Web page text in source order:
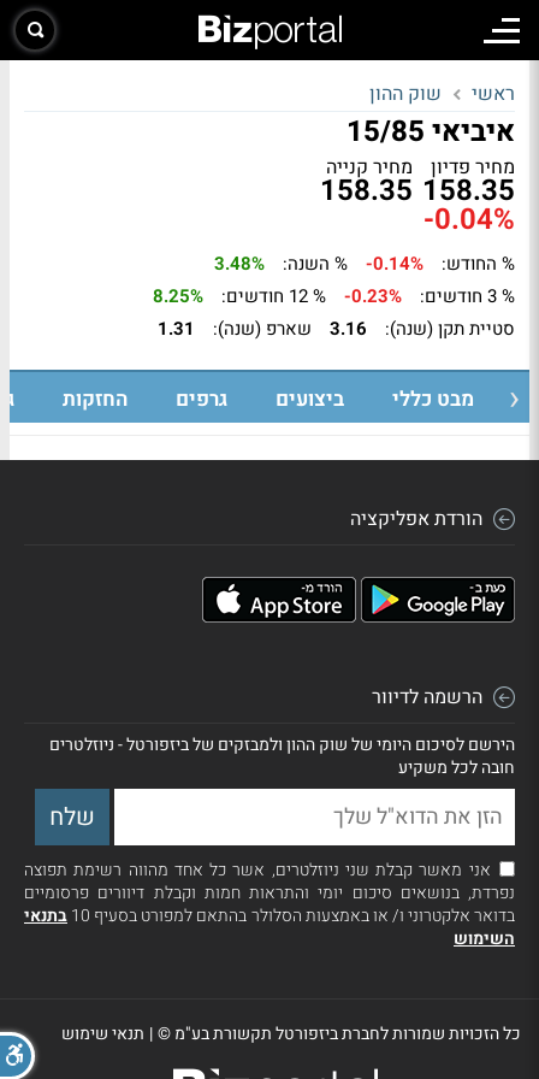
ראשי שוק ההון
איביאי 15/85
מחיר פדיון
158.35
מחיר קנייה
158.35
-0.04%
% החודש: -0.14% % השנה:
3.48%
% 3 חודשים:
-0.23% % 12 חודשים:
8.25%
סטיית תקן (שנה):
3.16 שארפ (שנה): 1.31
מבט כללי ביצועים גרפים החזקות
הורדת אפליקציה
הרשמה לדיוור
הירשם לסיכום היומי של שוק ההון ולמבזקים של ביזפורטל - ניוזלטרים
חובה לכל משקיע
אני מאשר קבלת שני ניוזלטרים, אשר כל אחד מהווה רשימת תפוצה
נפרדת, בנושאים סיכום יומי והתראות חמות וקבלת דיוורים פרסומיים
בדואר אלקטרוני ו/ או באמצעות הסלולר בהתאם למפורט בסעיף 10
בתנאי
השימוש
כל הזכויות שמורות לחברת ביזפורטל תקשורת בע"מ ©| תנאי שימוש